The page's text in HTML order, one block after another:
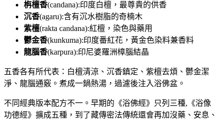
栴檀香(candana):印度白檀，最尊貴的供香
沉香(agaru):含有沉水樹脂的奇楠木
紫檀(rakta candana):紅檀，染色與藥用
鬱金香(kunkuma):印度番紅花，黃金色染料兼香料
龍腦香(karpura):印尼婆羅洲樟腦結晶
五香各有所代表：白檀清涼、沉香鎮定、紫檀去煩、鬱金潔
淨、龍腦通竅。煮成一鍋熱湯，過濾後注入浴佛盆。
不同經典版本配方不一。早期的《浴佛經》只列三種,《浴像
功德經》擴成五種，到了藏傳密法傳統還會再加沒藥、安息、